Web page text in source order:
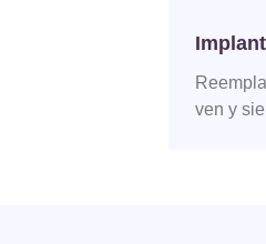
ven y